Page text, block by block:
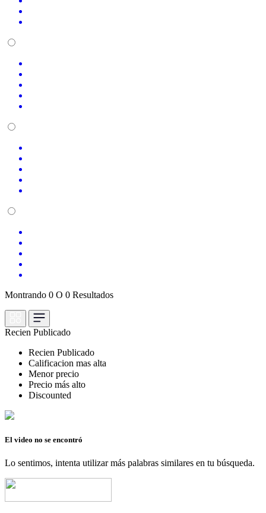
Montrando 0 O 0 Resultados
Recien Publicado
Recien Publicado
Calificacion mas alta
Menor precio
Precio más alto
Discounted
El video no se encontró
Lo sentimos, intenta utilizar más palabras similares en tu búsqueda.